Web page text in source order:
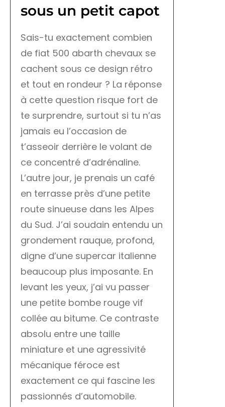
sous un petit capot
Sais-tu exactement combien
de fiat 500 abarth chevaux se
cachent sous ce design rétro
et tout en rondeur ? La réponse
à cette question risque fort de
te surprendre, surtout si tu n’as
jamais eu l’occasion de
t’asseoir derrière le volant de
ce concentré d’adrénaline.
L’autre jour, je prenais un café
en terrasse près d’une petite
route sinueuse dans les Alpes
du Sud. J’ai soudain entendu un
grondement rauque, profond,
digne d’une supercar italienne
beaucoup plus imposante. En
levant les yeux, j’ai vu passer
une petite bombe rouge vif
collée au bitume. Ce contraste
absolu entre une taille
miniature et une agressivité
mécanique féroce est
exactement ce qui fascine les
passionnés d’automobile.